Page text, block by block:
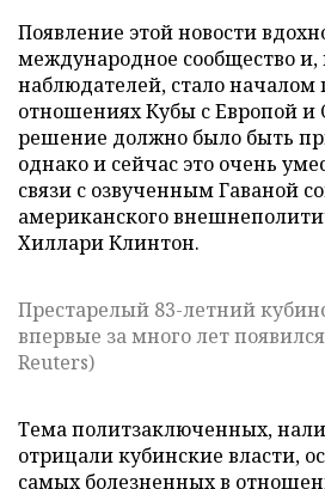
Появление этой новости
международное сообщество и,
наблюдателей, стало началом
отношениях Кубы с Европой и
решение должно было быть
однако и сейчас это очень
связи с озвученным Гаваной
американского
Хиллари Клинтон.
Престарелый 83-летний
впервые за много лет
Reuters)
Тема политзаключенных,
отрицали кубинские власти,
самых болезненных в